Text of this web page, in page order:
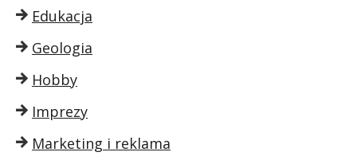
Edukacja
Geologia
Hobby
Imprezy
Marketing i reklama